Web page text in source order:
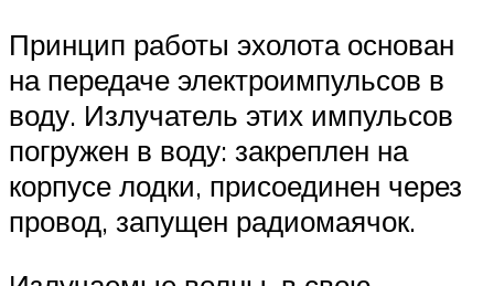
Принцип работы эхолота основан
на передаче электроимпульсов в
воду. Излучатель этих импульсов
погружен в воду: закреплен на
корпусе лодки, присоединен через
провод, запущен радиомаячок.